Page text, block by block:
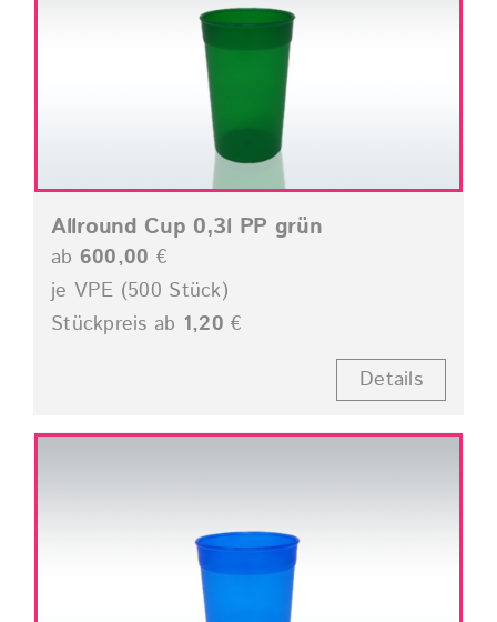
Allround Cup 0,3l PP grün
ab 600,00 €
je VPE (500 Stück)
Stückpreis ab 1,20 €
Details